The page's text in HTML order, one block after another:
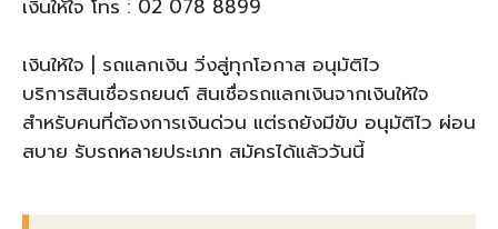
เงินให้ใจ โทร : 02 078 8899
เงินให้ใจ | รถแลกเงิน วิ่งสู่ทุกโอกาส อนุมัติไว
บริการสินเชื่อรถยนต์ สินเชื่อรถแลกเงินจากเงินให้ใจ
สำหรับคนที่ต้องการเงินด่วน แต่รถยังมีขับ อนุมัติไว ผ่อน
สบาย รับรถหลายประเภท สมัครได้แล้ววันนี้